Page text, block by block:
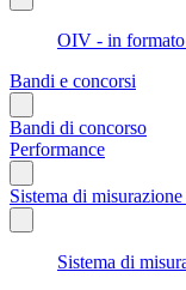
OIV - in formato
Bandi e concorsi
Bandi di concorso
Performance
Sistema di
Sistema di